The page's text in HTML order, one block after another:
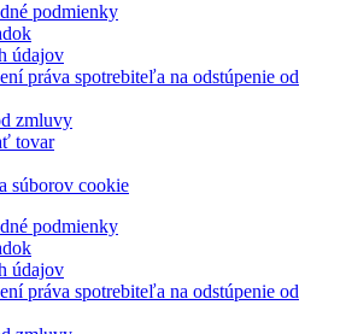
podmienky
údajov
práva spotrebiteľa na odstúpenie od
zmluvy
tovar
súborov cookie
podmienky
údajov
práva spotrebiteľa na odstúpenie od